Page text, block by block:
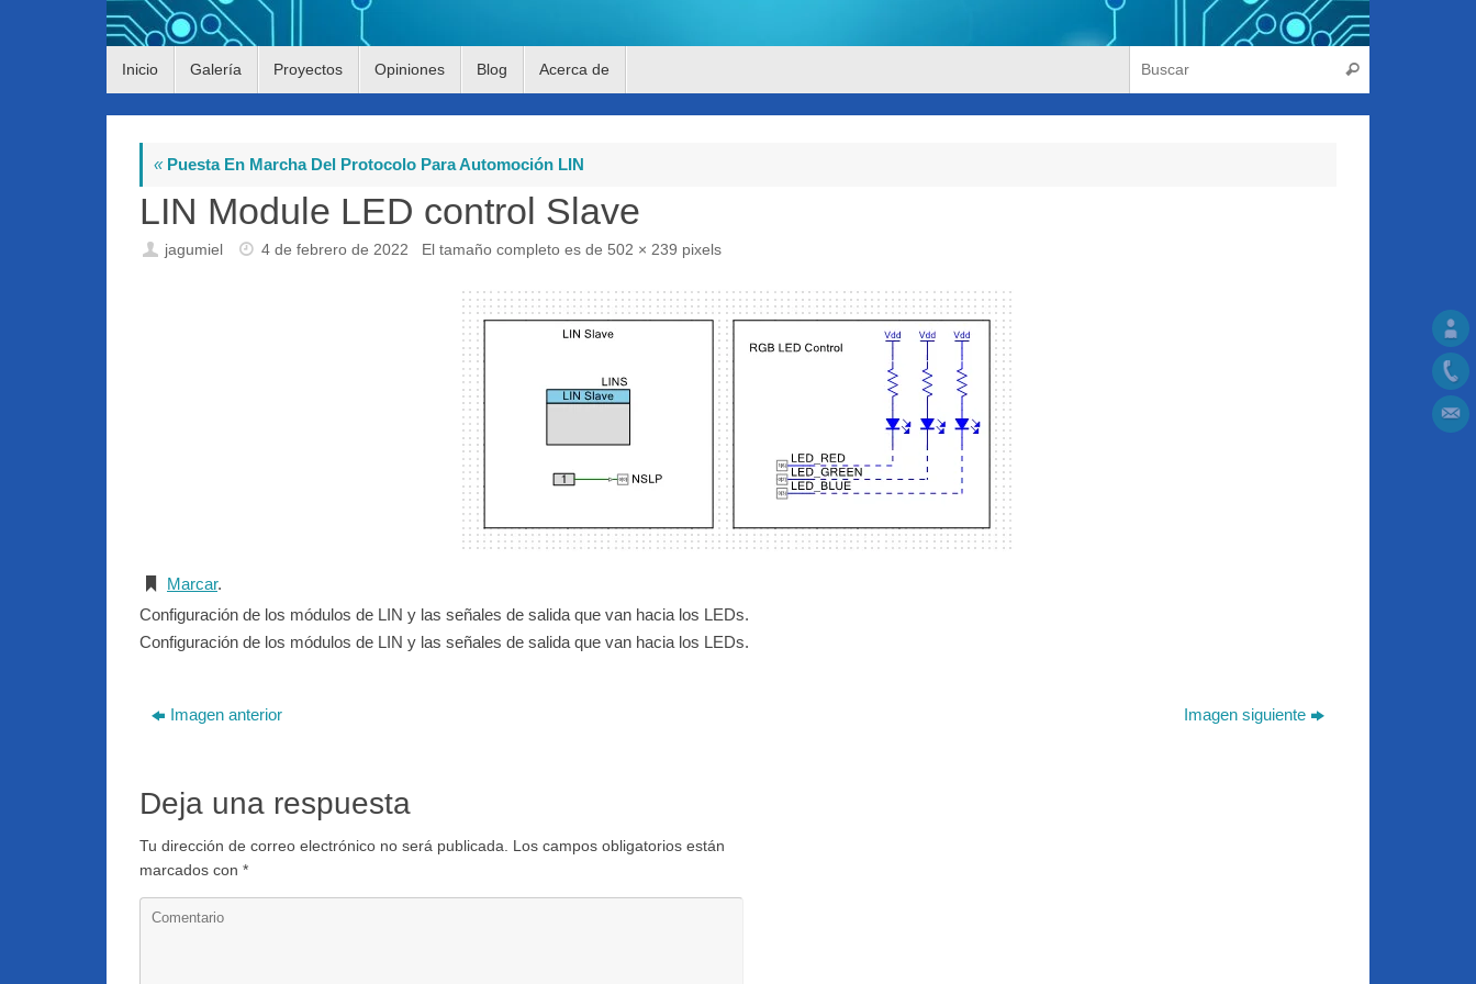
Inicio Galería Proyectos Opiniones Blog Acerca de Buscar
«Puesta En Marcha Del Protocolo Para Automoción LIN
LIN Module LED control Slave
jagumiel 4 de febrero de 2022 El tamaño completo es de 502 × 239 pixels
Marcar.
Configuración de los módulos de LIN y las señales de salida que van hacia los LEDs.
Configuración de los módulos de LIN y las señales de salida que van hacia los LEDs.
Imagen anterior Imagen siguiente
Deja una respuesta
Tu dirección de correo electrónico no será publicada.
Los campos obligatorios están
marcados con *